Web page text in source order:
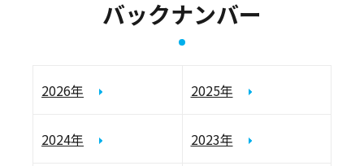
バックナンバー
2026年 2025年
2024年 2023年